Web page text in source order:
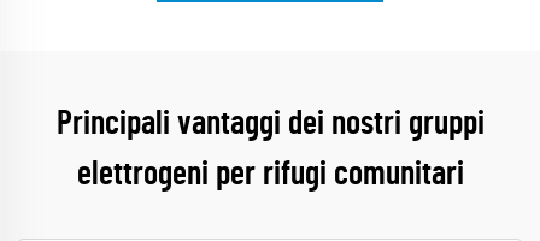
Principali vantaggi dei nostri gruppi
elettrogeni per rifugi comunitari